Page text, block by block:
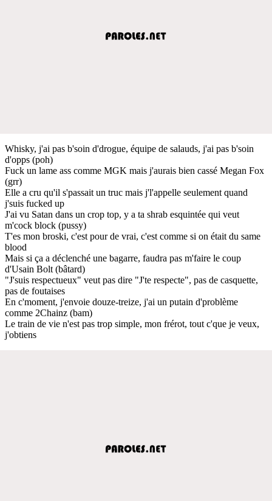
Whisky, j'ai pas b'soin d'drogue, équipe de salauds, j'ai pas b'soin
d'opps (poh)
Fuck un lame ass comme MGK mais j'aurais bien cassé Megan Fox
(grr)
Elle a cru qu'il s'passait un truc mais j'l'appelle seulement quand
j'suis fucked up
J'ai vu Satan dans un crop top, y a ta shrab esquintée qui veut
m'cock block (pussy)
T'es mon broski, c'est pour de vrai, c'est comme si on était du same
blood
Mais si ça a déclenché une bagarre, faudra pas m'faire le coup
d'Usain Bolt (bâtard)
"J'suis respectueux" veut pas dire "J'te respecte", pas de casquette,
pas de foutaises
En c'moment, j'envoie douze-treize, j'ai un putain d'problème
comme 2Chainz (bam)
Le train de vie n'est pas trop simple, mon frérot, tout c'que je veux,
j'obtiens